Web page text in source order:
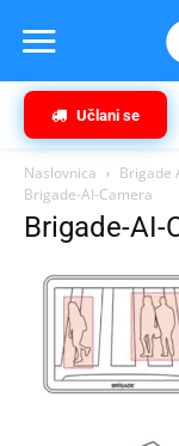
Učlani se
Naslovnica
Brigade
Brigade-AI-Camera
Brigade-AI-